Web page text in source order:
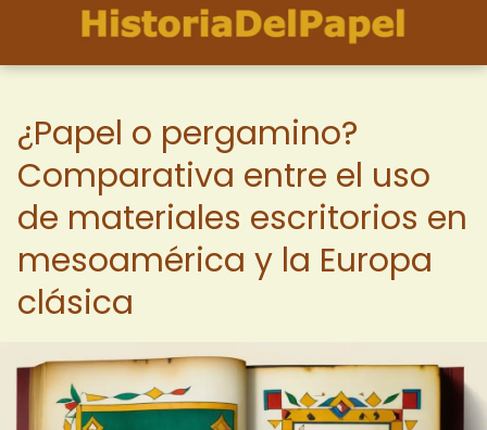
¿Papel o pergamino?
Comparativa entre el uso
de materiales escritorios en
mesoamérica y la Europa
clásica